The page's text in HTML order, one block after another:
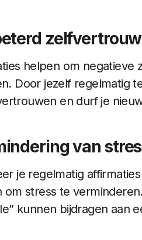
helpen om
Door jezelf regelmatig
en durf je
van
je regelmatig
om stress te
kunnen bijdragen aan